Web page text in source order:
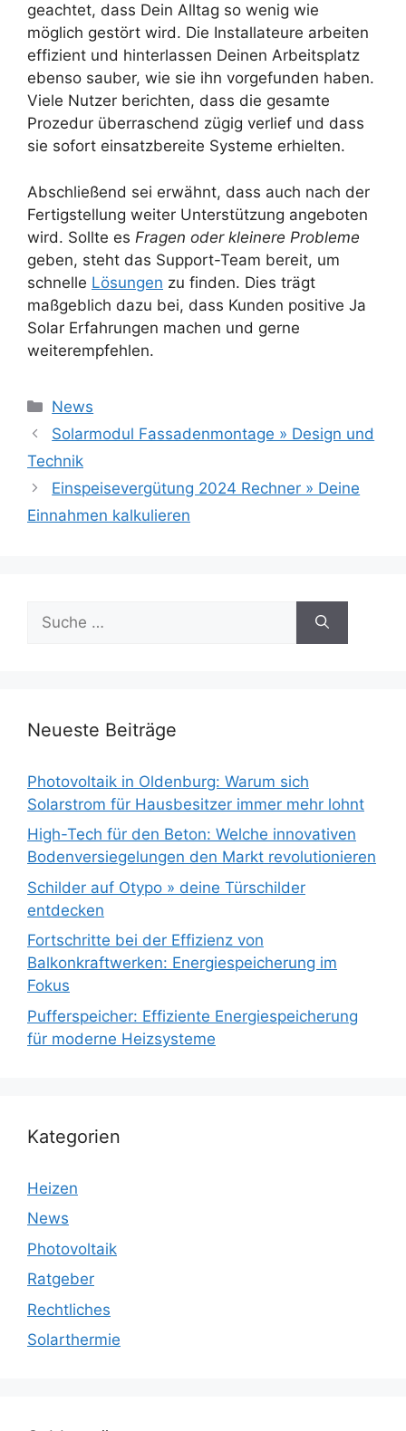
geachtet, dass Dein Alltag so wenig wie
möglich gestört wird. Die Installateure arbeiten
effizient und hinterlassen Deinen Arbeitsplatz
ebenso sauber, wie sie ihn vorgefunden haben.
Viele Nutzer berichten, dass die gesamte
Prozedur überraschend zügig verlief und dass
sie sofort einsatzbereite Systeme erhielten.
Abschließend sei erwähnt, dass auch nach der
Fertigstellung weiter Unterstützung angeboten
wird. Sollte es Fragen oder kleinere Probleme
geben, steht das Support-Team bereit, um
schnelle Lösungen zu finden. Dies trägt
maßgeblich dazu bei, dass Kunden positive Ja
Solar Erfahrungen machen und gerne
weiterempfehlen.
Kategorien
News
Beitrags-
Navigation
Solarmodul Fassadenmontage » Design und
Technik
Einspeisevergütung 2024 Rechner » Deine
Einnahmen kalkulieren
nach:
Neueste Beiträge
Photovoltaik in Oldenburg: Warum sich
Solarstrom für Hausbesitzer immer mehr lohnt
High-Tech für den Beton: Welche innovativen
Bodenversiegelungen den Markt revolutionieren
Schilder auf Otypo » deine Türschilder
entdecken
Fortschritte bei der Effizienz von
Balkonkraftwerken: Energiespeicherung im
Fokus
Pufferspeicher: Effiziente Energiespeicherung
für moderne Heizsysteme
Kategorien
Heizen
News
Photovoltaik
Ratgeber
Rechtliches
Solarthermie